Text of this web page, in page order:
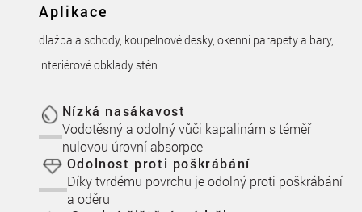
Aplikace
dlažba a schody, koupelnové desky, okenní parapety a bary,
interiérové obklady stěn
Nízká nasákavost
Vodotěsný a odolný vůči kapalinám s téměř
nulovou úrovní absorpce
Odolnost proti poškrábání
Díky tvrdému povrchu je odolný proti poškrábání
a oděru